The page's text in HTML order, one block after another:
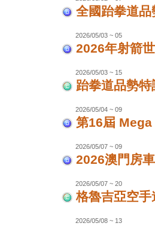
全國跆拳道
2026/05/03 ~ 05
2026年射箭
2026/05/03 ~ 15
跆拳道品勢
2026/05/04 ~ 09
第16屆
2026/05/07 ~ 09
2026澳門房
2026/05/07 ~ 20
格魯吉亞空
2026/05/08 ~ 13